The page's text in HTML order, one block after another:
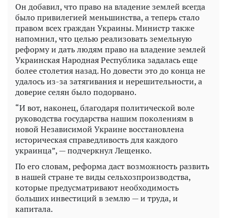
Он добавил, что право на владение землей всегда
было привилегией меньшинства, а теперь стало
правом всех граждан Украины. Министр также
напомнил, что целью реализовать земельную
реформу и дать людям право на владение землей
Украинская Народная Республика задалась еще
более столетия назад. Но довести это до конца не
удалось из-за затягивания и нерешительности, а
доверие селян было подорвано.
“И вот, наконец, благодаря политической воле
руководства государства нашим поколениям в
новой Независимой Украине восстановлена
историческая справедливость для каждого
украинца”, — подчеркнул Лещенко.
По его словам, реформа даст возможность развить
в нашей стране те виды сельхозпроизводства,
которые предусматривают необходимость
больших инвестиций в землю — и труда, и
капитала.